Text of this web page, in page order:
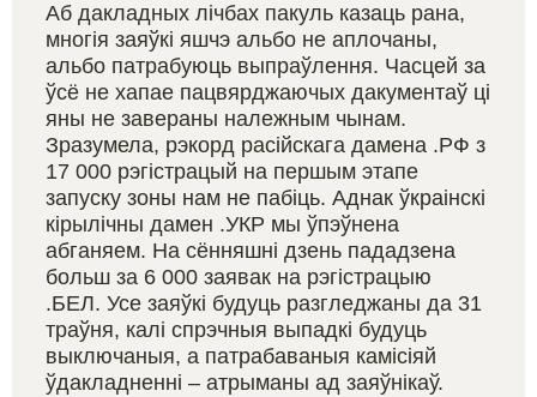
Аб дакладных лічбах пакуль казаць рана,
многія заяўкі яшчэ альбо не аплочаны,
альбо патрабуюць выпраўлення. Часцей за
ўсё не хапае пацвярджаючых дакументаў ці
яны не завераны належным чынам.
Зразумела, рэкорд расійскага дамена .РФ з
17 000 рэгістрацый на першым этапе
запуску зоны нам не пабіць. Аднак ўкраінскі
кірылічны дамен .УКР мы ўпэўнена
абганяем. На сённяшні дзень пададзена
больш за 6 000 заявак на рэгістрацыю
.БЕЛ. Усе заяўкі будуць разгледжаны да 31
траўня, калі спрэчныя выпадкі будуць
выключаныя, а патрабаваныя камісіяй
ўдакладненні – атрыманы ад заяўнікаў.